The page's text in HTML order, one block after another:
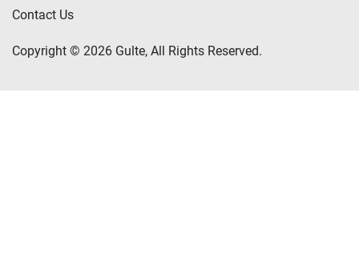
Contact Us
Copyright © 2026 Gulte, All Rights Reserved.